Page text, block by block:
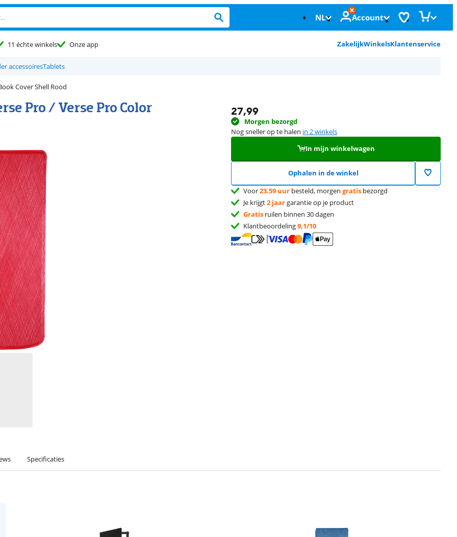
NL Account
11 échte winkels Onze app ZakelijkWinkelsKlantenservice
accessoiresTablets
Cover Shell Rood
Pro / Verse Pro Color
27,99
Morgen bezorgd
Nog sneller op te halen in 2 winkels
In mijn winkelwagen
Ophalen in de winkel
Voor23.59 uur besteld, morgengratis bezorgd
Je krijgt2 jaargarantie op je product
Gratis ruilen binnen 30 dagen
Klantbeoordeling9,1/10
Specificaties